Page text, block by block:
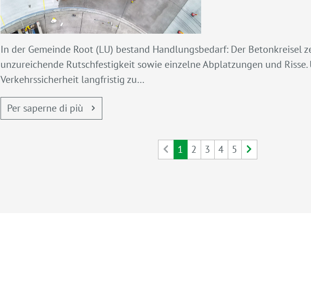
In der Gemeinde Root (LU) bestand Handlungsbedarf: Der Betonkreisel
unzureichende Rutschfestigkeit sowie einzelne Abplatzungen und Risse.
Verkehrssicherheit langfristig zu…
Per saperne di più
1 2 3 4 5